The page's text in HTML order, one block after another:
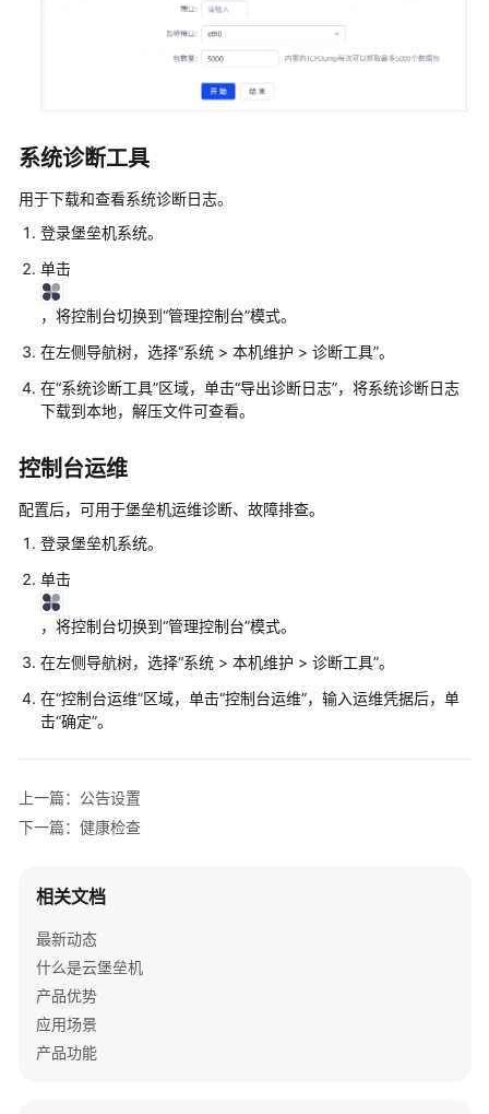
堡
垒
机
系
统
用
管
理
产
管
理
账
号
理
权
管
策
略
单
管
理
资
系统诊断工具
用于下载和查看系统诊断日志。
登录堡垒机系统。
单击
，将控制台切换到“管理控制台”模式。
在左侧导航树，选择“系统 > 本机维护 > 诊断工具”。
在“系统诊断工具”区域，单击“导出诊断日志”，将系统诊断日志
下载到本地，解压文件可查看。
控制台运维
配置后，可用于堡垒机运维诊断、故障排查。
登录堡垒机系统。
单击
，将控制台切换到“管理控制台”模式。
在左侧导航树，选择“系统 > 本机维护 > 诊断工具”。
在“控制台运维”区域，单击“控制台运维”，输入运维凭据后，单
击“确定”。
上一篇：公告设置
下一篇：健康检查
相关文档
最新动态
什么是云堡垒机
产品优势
应用场景
产品功能